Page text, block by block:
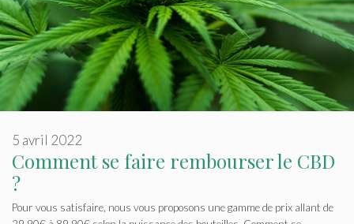
Comment se faire rembourser le CBD
?
5 avril 2022
Pour vous satisfaire, nous vous proposons une gamme de prix allant de